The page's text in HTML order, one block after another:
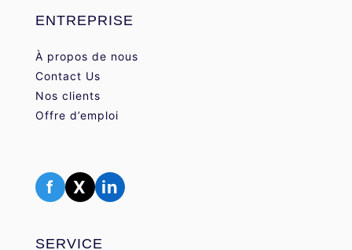
ENTREPRISE
À propos de nous
Contact Us
Nos clients
Offre d’emploi
f X in
SERVICE